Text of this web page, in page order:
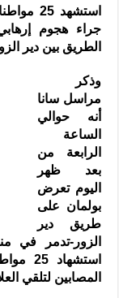
جراء هجوم
الطريق بين دير
وذكر
مراسل سانا
أنه حوالي
الساعة
الرابعة من
بعد ظهر
اليوم تعرض
بولمان على
طريق دير
الزور-تدمر في
المصابين لتلقي